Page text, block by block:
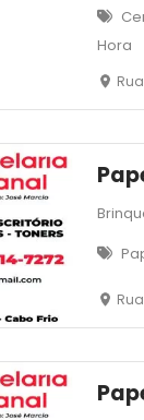
Hora
Rua